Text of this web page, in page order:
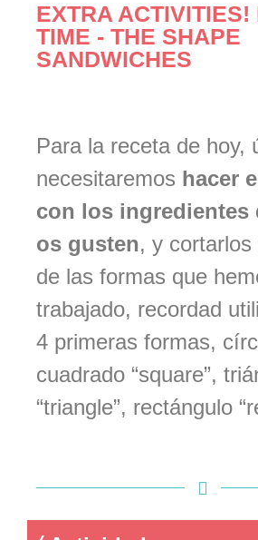
EXTRA ACTIVITIES!
TIME - THE SHAPE
SANDWICHES
Para la receta de hoy,
necesitaremos hacer
con los ingredientes
os gusten, y
de las formas que
trabajado, recordad
4 primeras formas,
cuadrado “square”,
“triangle”, rectángulo